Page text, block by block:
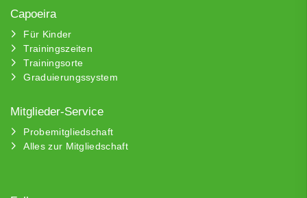
Capoeira
Für Kinder
Trainingszeiten
Trainingsorte
Graduierungssystem
Mitglieder-Service
Probemitgliedschaft
Alles zur Mitgliedschaft